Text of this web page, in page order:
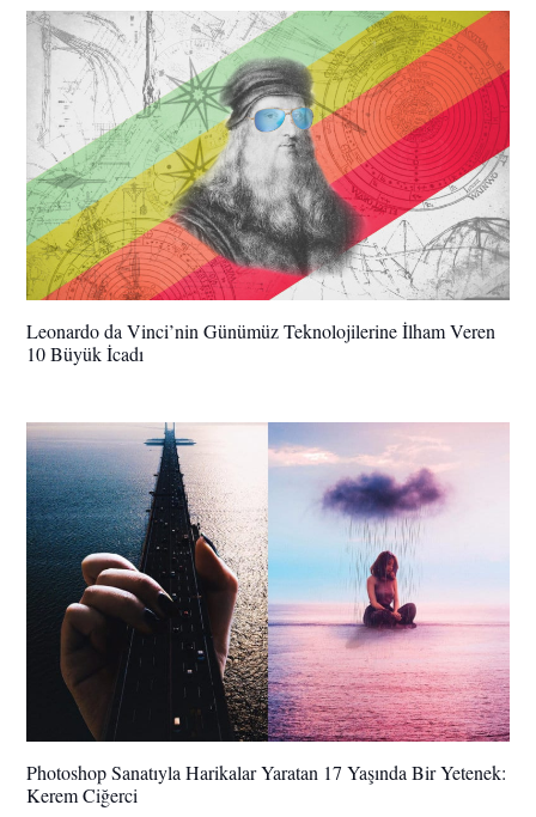
Leonardo da Vinci’nin Günümüz Teknolojilerine İlham Veren
10 Büyük İcadı
Photoshop Sanatıyla Harikalar Yaratan 17 Yaşında Bir Yetenek:
Kerem Ciğerci